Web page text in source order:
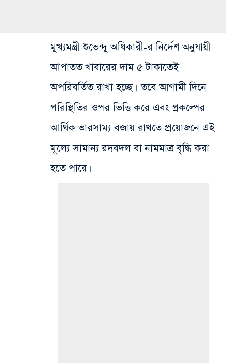
মুখ্যমন্ত্রী শুভেন্দু অধিকারী-র নির্দেশ অনুযায়ী
আপাতত খাবারের দাম ৫ টাকাতেই
অপরিবর্তিত রাখা হচ্ছে। তবে আগামী দিনে
পরিস্থিতির ওপর ভিত্তি করে এবং প্রকল্পের
আর্থিক ভারসাম্য বজায় রাখতে প্রয়োজনে এই
মূল্যে সামান্য রদবদল বা নামমাত্র বৃদ্ধি করা
হতে পারে।